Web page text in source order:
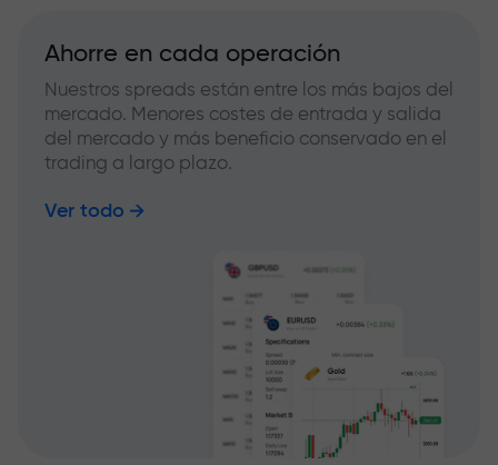
Ahorre en cada operación
Nuestros spreads están entre los más bajos del
mercado. Menores costes de entrada y salida
del mercado y más beneficio conservado en el
trading a largo plazo.
Ver todo